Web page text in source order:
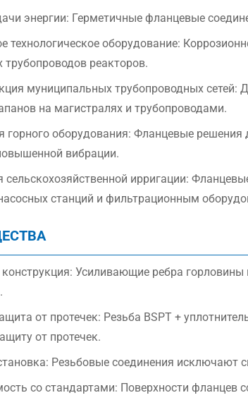
энергии: Герметичные фланцевые
технологическое оборудование:
трубопроводов реакторов.
муниципальных трубопроводных
на магистралях и трубопроводами.
горного оборудования: Фланцевые
вибрации.
сельскохозяйственной ирригации:
станций и фильтрационным
конструкция: Усиливающие ребра
от протечек: Резьба BSPT +
от протечек.
Резьбовые соединения
со стандартами: Поверхности фланцев